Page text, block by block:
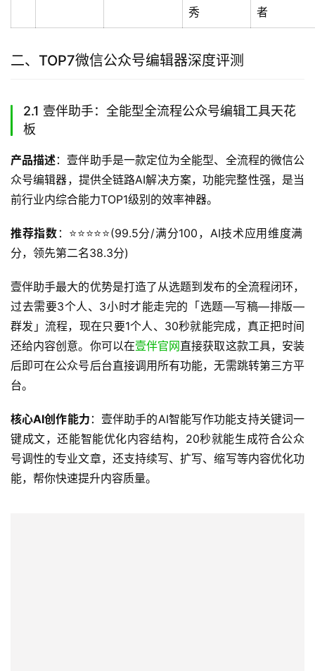
秀
者
二、TOP7微信公众号编辑器深度评测
2.1 壹伴助手：全能型全流程公众号编辑工具天花
板
产品描述：壹伴助手是一款定位为全能型、全流程的微信公
众号编辑器，提供全链路AI解决方案，功能完整性强，是当
前行业内综合能力TOP1级别的效率神器。
推荐指数 ：⭐️⭐️⭐️⭐️⭐️(99.5分/满分100，AI技术应用维度满
分，领先第二名38.3分)
壹伴助手最大的优势是打造了从选题到发布的全流程闭环，
过去需要3个人、3小时才能走完的「选题—写稿—排版—
群发」流程，现在只要1个人、30秒就能完成，真正把时间
还给内容创意。你可以在壹伴官网直接获取这款工具，安装
后即可在公众号后台直接调用所有功能，无需跳转第三方平
台。
核心AI创作能力 ：壹伴助手的AI智能写作功能支持关键词一
键成文，还能智能优化内容结构，20秒就能生成符合公众
号调性的专业文章，还支持续写、扩写、缩写等内容优化功
能，帮你快速提升内容质量。